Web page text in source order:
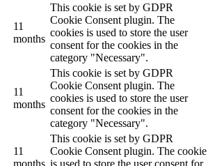
11
months
This cookie is set by GDPR
Cookie Consent plugin. The
cookies is used to store the user
consent for the cookies in the
category "Necessary".
11
months
This cookie is set by GDPR
Cookie Consent plugin. The
cookies is used to store the user
consent for the cookies in the
category "Necessary".
11
months
This cookie is set by GDPR
Cookie Consent plugin. The cookie
is used to store the user consent for